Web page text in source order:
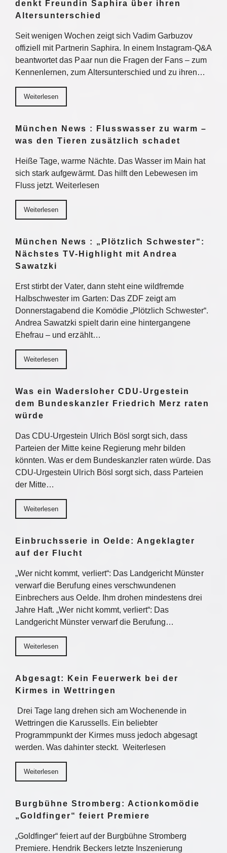
denkt Freundin Saphira über ihren
Altersunterschied
Seit wenigen Wochen zeigt sich Vadim Garbuzov
offiziell mit Partnerin Saphira. In einem Instagram-Q&A
beantwortet das Paar nun die Fragen der Fans – zum
Kennenlernen, zum Altersunterschied und zu ihren…
Weiterlesen
München News : Flusswasser zu warm –
was den Tieren zusätzlich schadet
Heiße Tage, warme Nächte. Das Wasser im Main hat
sich stark aufgewärmt. Das hilft den Lebewesen im
Fluss jetzt. Weiterlesen
Weiterlesen
München News : „Plötzlich Schwester“:
Nächstes TV-Highlight mit Andrea
Sawatzki
Erst stirbt der Vater, dann steht eine wildfremde
Halbschwester im Garten: Das ZDF zeigt am
Donnerstagabend die Komödie „Plötzlich Schwester“.
Andrea Sawatzki spielt darin eine hintergangene
Ehefrau – und erzählt…
Weiterlesen
Was ein Wadersloher CDU-Urgestein
dem Bundeskanzler Friedrich Merz raten
würde
Das CDU-Urgestein Ulrich Bösl sorgt sich, dass
Parteien der Mitte keine Regierung mehr bilden
könnten. Was er dem Bundeskanzler raten würde. Das
CDU-Urgestein Ulrich Bösl sorgt sich, dass Parteien
der Mitte…
Weiterlesen
Einbruchsserie in Oelde: Angeklagter
auf der Flucht
„Wer nicht kommt, verliert“: Das Landgericht Münster
verwarf die Berufung eines verschwundenen
Einbrechers aus Oelde. Ihm drohen mindestens drei
Jahre Haft. „Wer nicht kommt, verliert“: Das
Landgericht Münster verwarf die Berufung…
Weiterlesen
Abgesagt: Kein Feuerwerk bei der
Kirmes in Wettringen
Drei Tage lang drehen sich am Wochenende in
Wettringen die Karussells. Ein beliebter
Programmpunkt der Kirmes muss jedoch abgesagt
werden. Was dahinter steckt. Weiterlesen
Weiterlesen
Burgbühne Stromberg: Actionkomödie
„Goldfinger“ feiert Premiere
„Goldfinger“ feiert auf der Burgbühne Stromberg
Premiere. Hendrik Beckers letzte Inszenierung